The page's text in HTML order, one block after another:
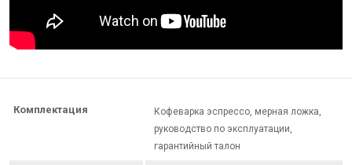
Комплектация
Кофеварка эспрессо, мерная ложка,
руководство по эксплуатации,
гарантийный талон